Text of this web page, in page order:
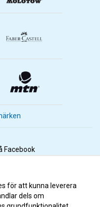
Facebook
Instagram
Youtube
för att kunna leverera
dels om